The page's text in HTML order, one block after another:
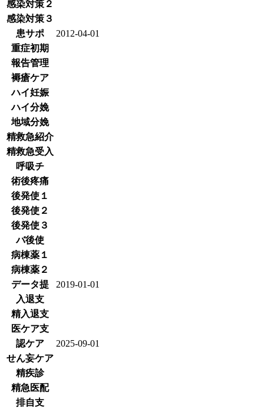
感染対策２
感染対策３
患サポ
2012-04-01
重症初期
報告管理
褥瘡ケア
ハイ妊娠
ハイ分娩
地域分娩
精救急紹介
精救急受入
呼吸チ
術後疼痛
後発使１
後発使２
後発使３
バ後使
病棟薬１
病棟薬２
データ提
2019-01-01
入退支
精入退支
医ケア支
認ケア
2025-09-01
せん妄ケア
精疾診
精急医配
排自支